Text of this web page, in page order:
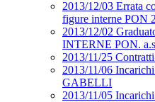
2013/12/03 Errata
figure interne PON
2013/12/02
INTERNE PON.
2013/11/25
2013/11/06
GABELLI
2013/11/05